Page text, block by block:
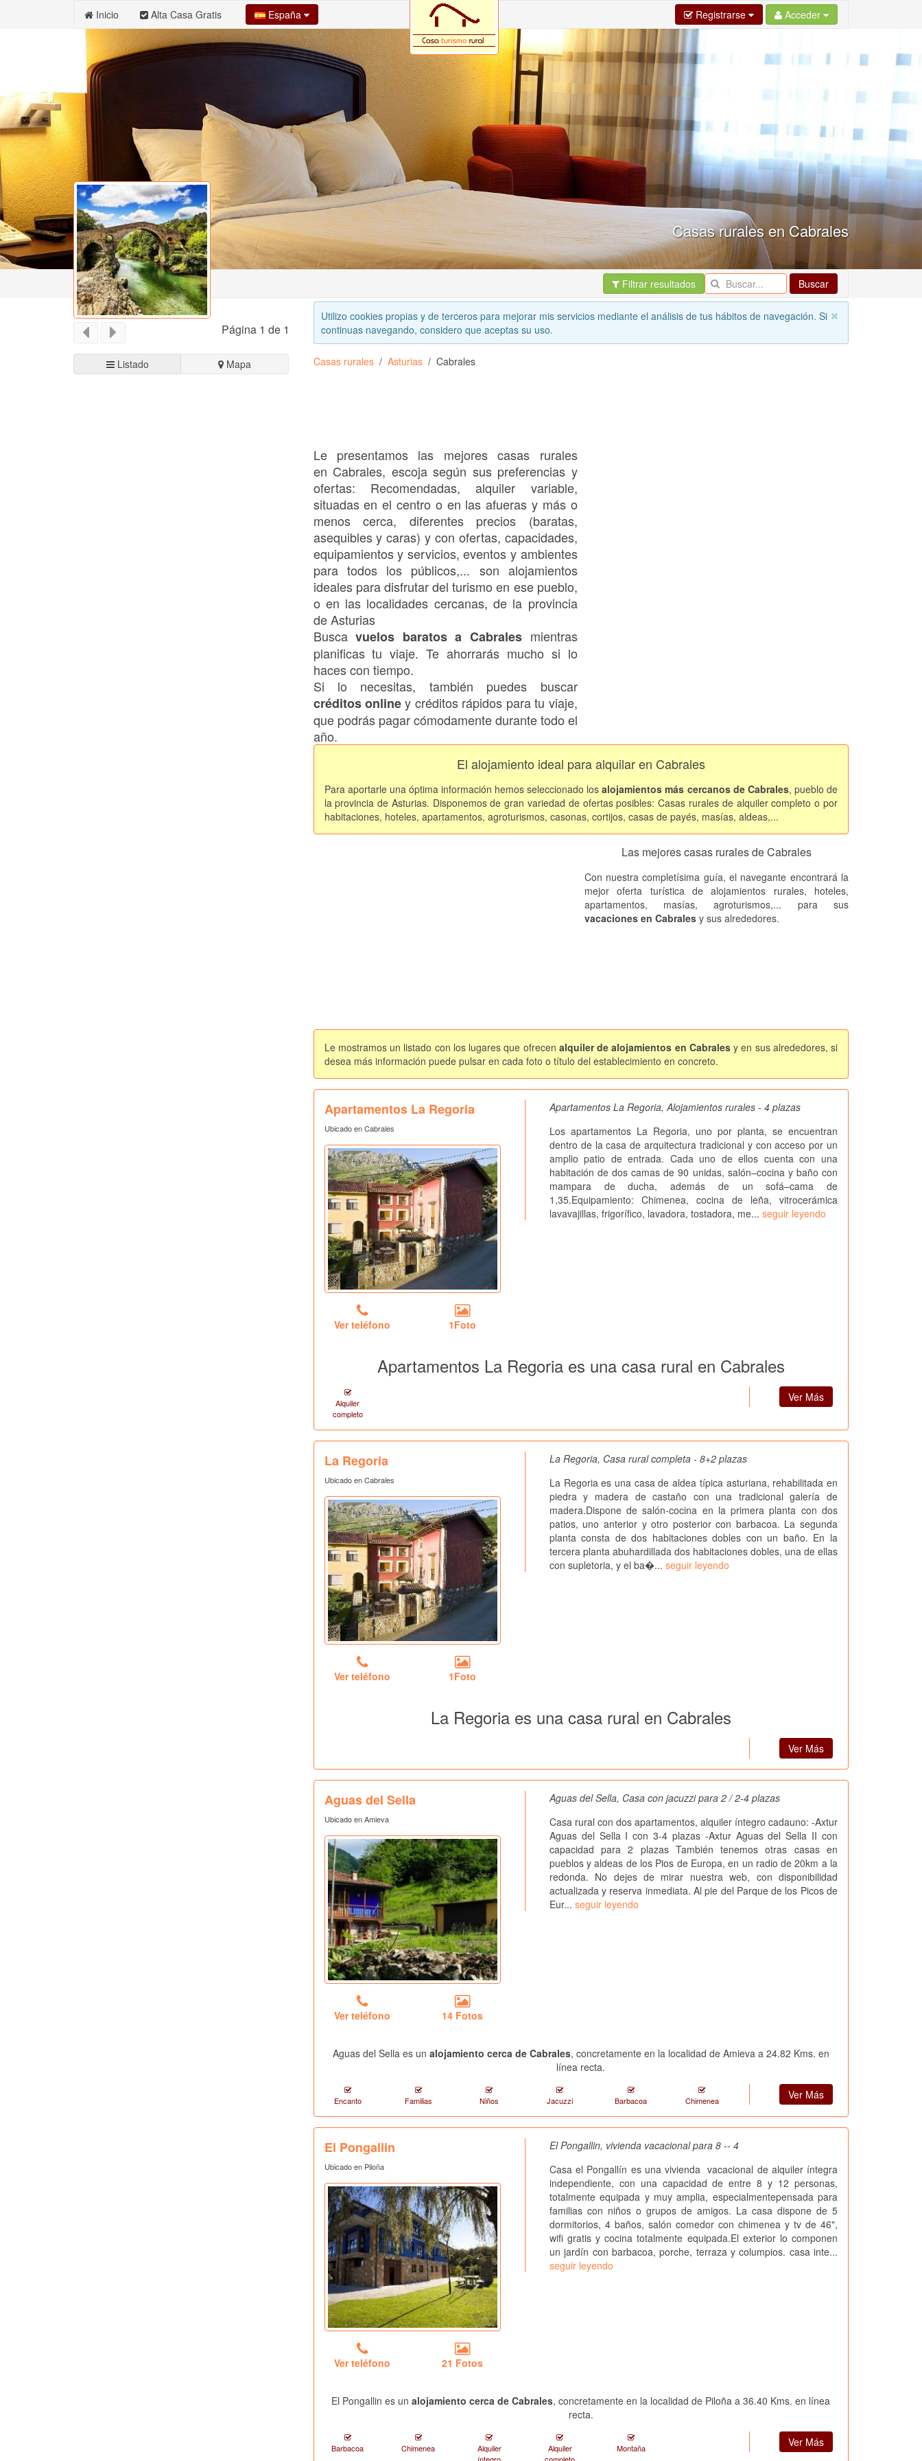
Inicio Alta Casa Gratis España Registrarse Acceder
Casas rurales en Cabrales
Filtrar resultados Buscar
Página 1 de 1
Listado Mapa
Utilizo cookies propias y de terceros para mejorar mis servicios mediante el análisis de tus hábitos de navegación. Si
continuas navegando, considero que aceptas su uso.
Casas rurales Asturias Cabrales
Le presentamos las mejores casas rurales
en Cabrales, escoja según sus preferencias y
ofertas: Recomendadas, alquiler variable,
situadas en el centro o en las afueras y más o
menos cerca, diferentes precios (baratas,
asequibles y caras) y con ofertas, capacidades,
equipamientos y servicios, eventos y ambientes
para todos los públicos,... son alojamientos
ideales para disfrutar del turismo en ese pueblo,
o en las localidades cercanas, de la provincia
de Asturias
Buscavuelos baratos a Cabrales mientras
planificas tu viaje. Te ahorrarás mucho si lo
haces con tiempo.
Si lo necesitas, también puedes buscar
créditos onliney créditos rápidos para tu viaje,
que podrás pagar cómodamente durante todo el
año.
El alojamiento ideal para alquilar en Cabrales
Para aportarle una óptima información hemos seleccionado losalojamientos más cercanos de Cabrales, pueblo de
la provincia de Asturias. Disponemos de gran variedad de ofertas posibles: Casas rurales de alquiler completo o por
habitaciones, hoteles, apartamentos, agroturismos, casonas, cortijos, casas de payés, masías, aldeas,...
Las mejores casas rurales de Cabrales
Con nuestra completísima guía, el navegante encontrará la
mejor oferta turística de alojamientos rurales, hoteles,
apartamentos, masías, agroturismos,... para sus
vacaciones en Cabralesy sus alrededores.
Le mostramos un listado con los lugares que ofrecen alquiler de alojamientos en Cabralesy en sus alrededores, si
desea más información puede pulsar en cada foto o título del establecimiento en concreto.
Apartamentos La Regoria
Ubicado en Cabrales
Ver teléfono 1Foto
Apartamentos La Regoria, Alojamientos rurales - 4 plazas
Los apartamentos La Regoria, uno por planta, se encuentran
dentro de la casa de arquitectura tradicional y con acceso por un
amplio patio de entrada. Cada uno de ellos cuenta con una
habitación de dos camas de 90 unidas, salón–cocina y baño con
mampara de ducha, además de un sofá–cama de
1,35.Equipamiento: Chimenea, cocina de leña, vitrocerámica
lavavajillas, frigorífico, lavadora, tostadora, me... seguir leyendo
Apartamentos La Regoria es una casa rural en Cabrales
Alquiler
completo
Ver Más
La Regoria
Ubicado en Cabrales
Ver teléfono 1Foto
La Regoria, Casa rural completa - 8+2 plazas
La Regoria es una casa de aldea típica asturiana, rehabilitada en
piedra y madera de castaño con una tradicional galería de
madera.Dispone de salón-cocina en la primera planta con dos
patios, uno anterior y otro posterior con barbacoa. La segunda
planta consta de dos habitaciones dobles con un baño. En la
tercera planta abuhardillada dos habitaciones dobles, una de ellas
con supletoria, y el ba�... seguir leyendo
La Regoria es una casa rural en Cabrales
Ver Más
Aguas del Sella
Ubicado en Amieva
Ver teléfono 14 Fotos
Aguas del Sella, Casa con jacuzzi para 2 / 2-4 plazas
Casa rural con dos apartamentos, alquiler íntegro cadauno: -Axtur
Aguas del Sella I con 3-4 plazas -Axtur Aguas del Sella II con
capacidad para 2 plazas También tenemos otras casas en
pueblos y aldeas de los Pios de Europa, en un radio de 20km a la
redonda. No dejes de mirar nuestra web, con disponibilidad
actualizada y reserva inmediata. Al pie del Parque de los Picos de
Eur... seguir leyendo
Aguas del Sella es un alojamiento cerca de Cabrales, concretamente en la localidad de Amieva a 24.82 Kms. en
línea recta.
Encanto Familias Niños Jacuzzi Barbacoa Chimenea Ver Más
El Pongallin
Ubicado en Piloña
Ver teléfono 21 Fotos
El Pongallin, vivienda vacacional para 8 -- 4
Casa el Pongallín es una vivienda vacacional de alquiler íntegra
independiente, con una capacidad de entre 8 y 12 personas,
totalmente equipada y muy amplia, especialmentepensada para
familias con niños o grupos de amigos. La casa dispone de 5
dormitorios, 4 baños, salón comedor con chimenea y tv de 46",
wifi gratis y cocina totalmente equipada.El exterior lo componen
un jardín con barbacoa, porche, terraza y columpios. casa inte...
seguir leyendo
El Pongallin es unalojamiento cerca de Cabrales, concretamente en la localidad de Piloña a 36.40 Kms. en línea
recta.
Barbacoa Chimenea
Alquiler
Alquiler
Montaña Ver Más